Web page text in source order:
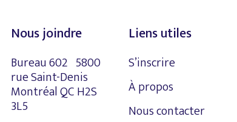
Nous joindre
Bureau 602 5800
rue Saint-Denis
Montréal QC H2S
3L5
Liens utiles
S’inscrire
À propos
Nous contacter